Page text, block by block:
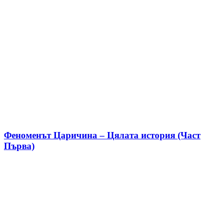
Феноменът Царичина – Цялата история (Част
Първа)